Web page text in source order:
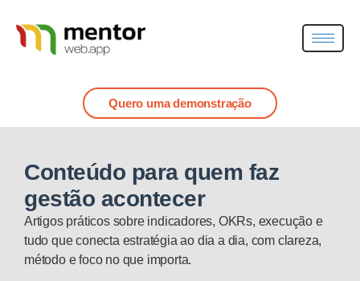
Quero uma demonstração
Conteúdo para quem faz
gestão acontecer
Artigos práticos sobre indicadores, OKRs, execução e
tudo que conecta estratégia ao dia a dia, com clareza,
método e foco no que importa.